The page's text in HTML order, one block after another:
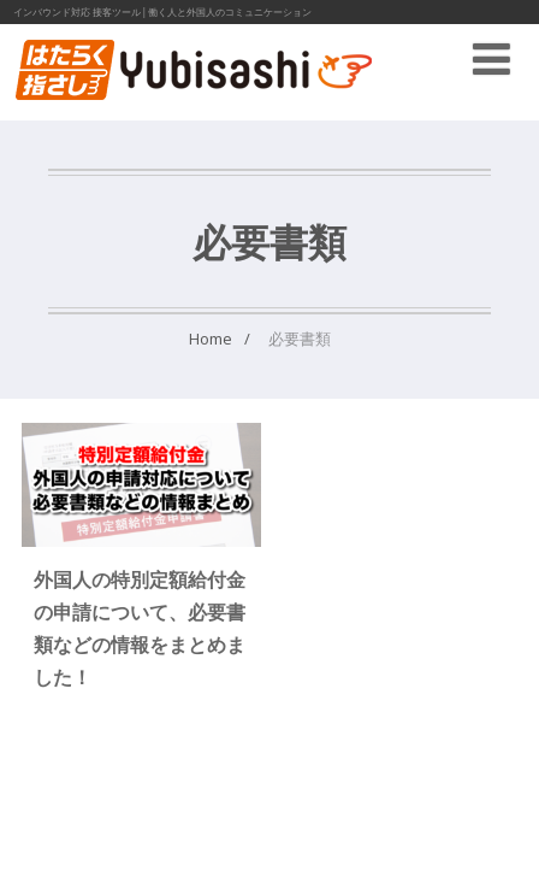
インバウンド対応 接客ツール│働く人と外国人のコミュニケーション
必要書類
Home 必要書類
外国人の特別定額給付金
の申請について、必要書
類などの情報をまとめま
した！